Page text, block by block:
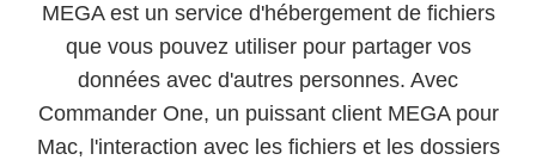
MEGA est un service d'hébergement de fichiers
que vous pouvez utiliser pour partager vos
données avec d'autres personnes. Avec
Commander One, un puissant client MEGA pour
Mac, l'interaction avec les fichiers et les dossiers